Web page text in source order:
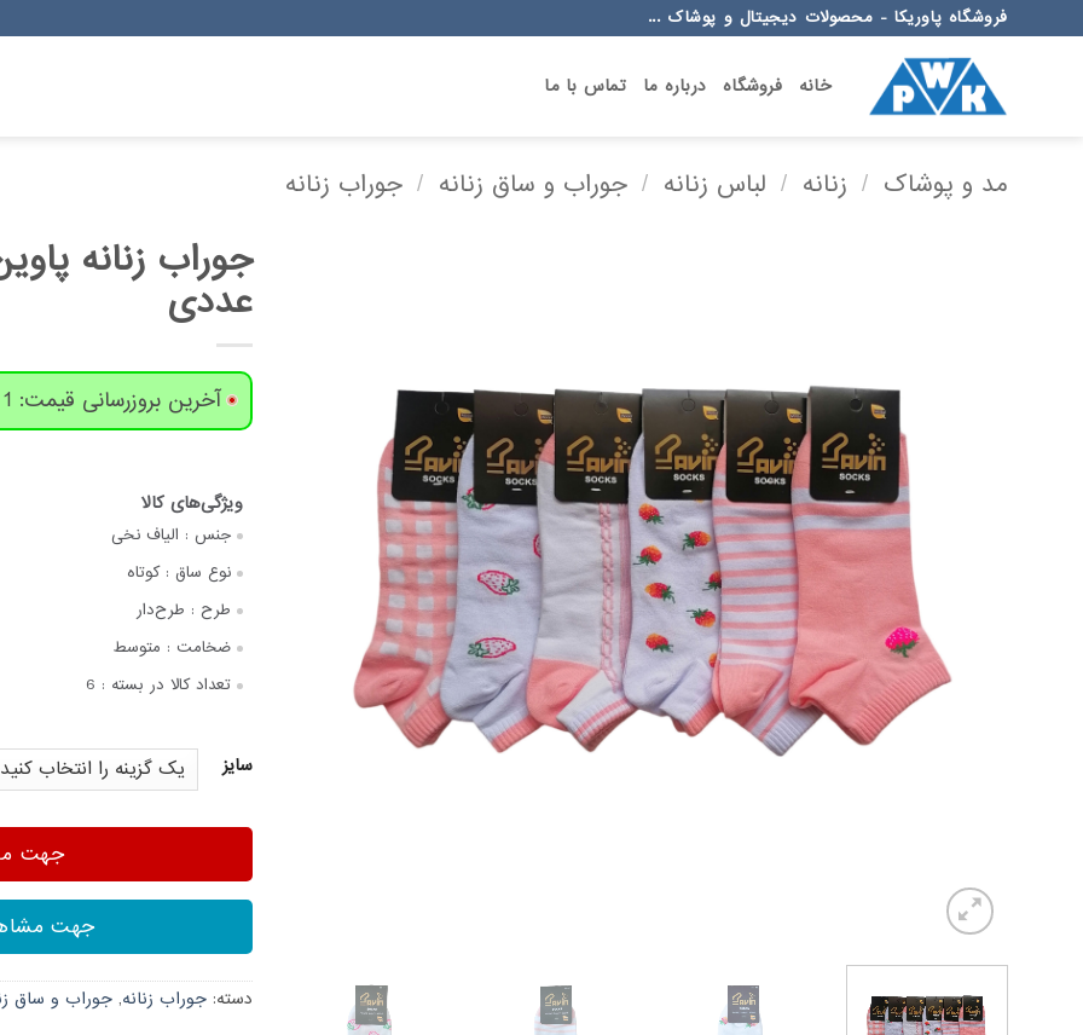
to
فروشگاه پاوریکا - محصولات دیجیتال و پوشاک ...
خانه فروشگاه درباره ما تماس با ما
مد و پوشاک / زنانه / لباس زنانه / جوراب و ساق زنانه / جوراب زنانه
عددی
آخرین بروزرسانی قیمت: 1 روز پیش
جنس : الیاف نخی
نوع ساق : کوتاه
طرح : طرح‌دار
ضخامت : متوسط
تعداد کالا در بسته : 6
سایز
جهت
جهت
دسته: جوراب زنانه, جوراب و ساق